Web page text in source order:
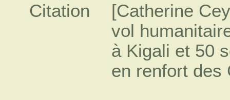
Citation
[Catherine
vol
à Kigali et 50
en renfort des